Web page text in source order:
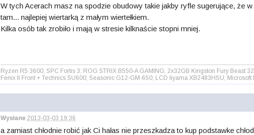
W tych Acerach masz na spodzie obudowy takie jakby ryfle sugerujące, że
tam... najlepiej wiertarką z małym wiertełkiem.
Kilka osób tak zrobiło i mają w stresie kilknaście stopni mniej.
Ryzen R5 3600; SPC Fortis 3; ROG STRIX B550-A GAMING; 2x32GB Kingston Fury Beast
Fenix II Front + Technics SU600; Seasonic G12-GM-650; LCD Iiyama XB2483HSU;
Wysłane 2013-03-03 19:36
a zamiast chłodnie robić jak Ci hałas nie przeszkadza to kup podstawke